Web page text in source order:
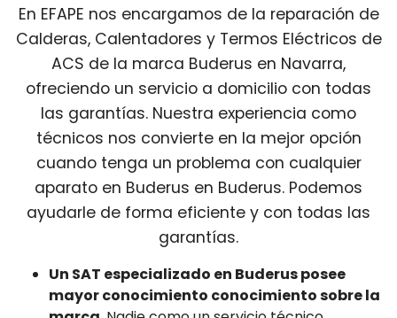
En EFAPE nos encargamos de la reparación de
Calderas, Calentadores y Termos Eléctricos de
ACS de la marca Buderus en Navarra,
ofreciendo un servicio a domicilio con todas
las garantías. Nuestra experiencia como
técnicos nos convierte en la mejor opción
cuando tenga un problema con cualquier
aparato en Buderus en Buderus. Podemos
ayudarle de forma eficiente y con todas las
garantías.
Un SAT especializado en Buderus posee
mayor conocimiento conocimiento sobre la